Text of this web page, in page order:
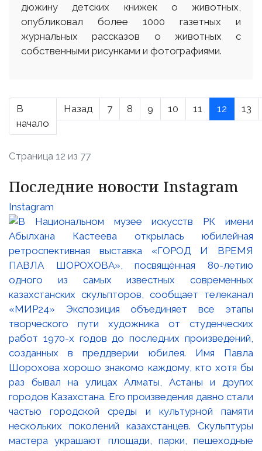
дюжину детских книжек о животных,
опубликовал более 1000 газетных и
журнальных рассказов о животных с
собственными рисунками и фотографиями.
В
начало
Назад 7 8 9 10 11 12 13
Страница 12 из 77
Последние новости Instagram
Instagram